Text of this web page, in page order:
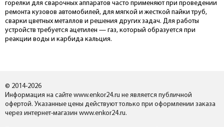
горелки для сварочных аппаратов часто применяют при проведении
ремонта кузовов автомобилей, для мягкой и жесткой пайки труб,
сварки цветных металлов и решения других задач. Для работы
устройств требуется ацетилен — газ, который образуется при
реакции воды и карбида кальция.
© 2014-2026
Информация на сайте www.enkor24.ru не является публичной
офертой. Указанные цены действуют только при оформлении заказа
через интернет-магазин www.enkor24.ru.